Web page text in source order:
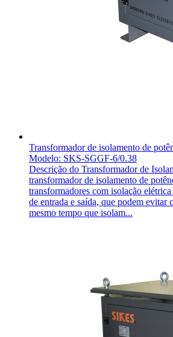
Transformador de isolamento de
Modelo: SKS-SGGF-6/0.38
Descrição do Transformador de
transformador de isolamento de
transformadores com isolação
de entrada e saída, que podem evitar
mesmo tempo que isolam...